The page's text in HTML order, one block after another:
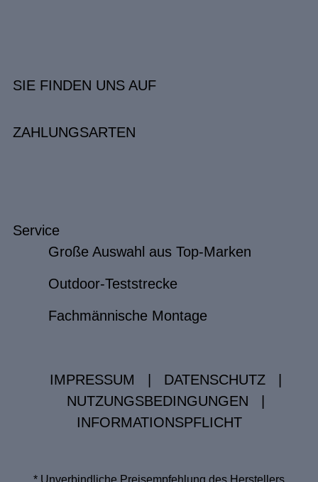
SIE FINDEN UNS AUF
ZAHLUNGSARTEN
Service
Große Auswahl aus Top-Marken
Outdoor-Teststrecke
Fachmännische Montage
IMPRESSUM DATENSCHUTZ
NUTZUNGSBEDINGUNGEN
INFORMATIONSPFLICHT
* Unverbindliche Preisempfehlung des Herstellers